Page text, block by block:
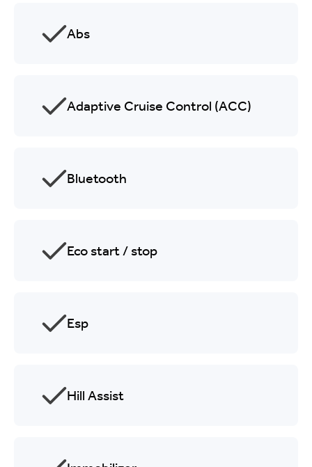
Abs
Adaptive Cruise Control (ACC)
Bluetooth
Eco start / stop
Esp
Hill Assist